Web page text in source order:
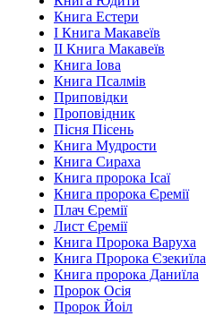
Книга Естери
І Книга Макавеїв
ІІ Книга Макавеїв
Книга Іова
Книга Псалмів
Приповідки
Проповідник
Пісня Пісень
Книга Мудрости
Книга Сираха
Книга пророка Ісаї
Книга пророка Єремії
Плач Єремії
Лист Єремії
Книга Пророка Варуха
Книга Пророка Єзекиїла
Книга пророка Даниїла
Пророк Осія
Пророк Йоіл